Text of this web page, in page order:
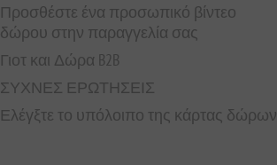
Προσθέστε ένα προσωπικό βίντεο
δώρου στην παραγγελία σας
Γιοτ και Δώρα B2B
ΣΥΧΝΕΣ ΕΡΩΤΗΣΕΙΣ
Ελέγξτε το υπόλοιπο της κάρτας δώρων